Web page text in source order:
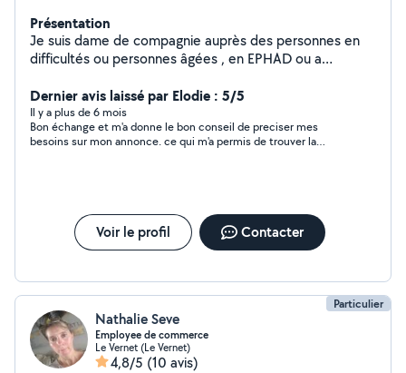
Présentation
Je suis dame de compagnie auprès des personnes en
difficultés ou personnes âgées , en EPHAD ou a
activités selon les envies et pathologies de chacun. ( je
ne fais pas de ménage) La solitude d'une personne n'est
pas a prendre a la légère , alors lorsque' elles ont une
petite visite qui leurs permet d'égayer leur journée ,
Dernier avis laissé par Elodie : 5/5
Il y a plus de 6 mois
Bon échange et m'a donne le bon conseil de preciser mes
besoins sur mon annonce. ce qui m'a permis de trouver la
Voir le profil Contacter
Particulier
Nathalie Seve
Employee de commerce
Le Vernet (Le Vernet)
4,8/5 (10 avis)